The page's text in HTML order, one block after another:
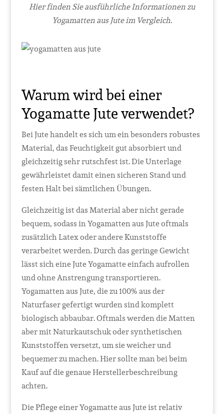
Hier finden Sie ausführliche Informationen zu
Yogamatten aus Jute im Vergleich.
Warum wird bei einer
Yogamatte Jute verwendet?
Bei Jute handelt es sich um ein besonders robustes
Material, das Feuchtigkeit gut absorbiert und
gleichzeitig sehr rutschfest ist. Die Unterlage
gewährleistet damit einen sicheren Stand und
festen Halt bei sämtlichen Übungen.
Gleichzeitig ist das Material aber nicht gerade
bequem, sodass in Yogamatten aus Jute oftmals
zusätzlich Latex oder andere Kunststoffe
verarbeitet werden. Durch das geringe Gewicht
lässt sich eine Jute Yogamatte einfach aufrollen
und ohne Anstrengung transportieren.
Yogamatten aus Jute, die zu 100% aus der
Naturfaser gefertigt wurden sind komplett
biologisch abbaubar. Oftmals werden die Matten
aber mit Naturkautschuk oder synthetischen
Kunststoffen versetzt, um sie weicher und
bequemer zu machen. Hier sollte man bei beim
Kauf auf die genaue Herstellerbeschreibung
achten.
Die Pflege einer Yogamatte aus Jute ist relativ